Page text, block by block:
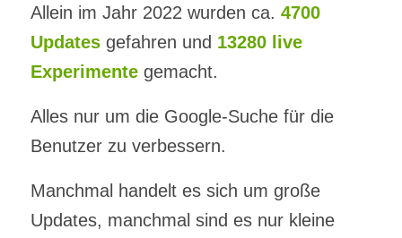
Allein im Jahr 2022 wurden ca. 4700
Updatesgefahren und 13280 live
Experimentegemacht.
Alles nur um die Google-Suche für die
Benutzer zu verbessern.
Manchmal handelt es sich um große
Updates, manchmal sind es nur kleine